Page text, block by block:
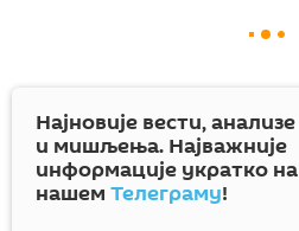
Најновије вести, анализе
и мишљења. Најважније
информације укратко на
нашем Телеграму!